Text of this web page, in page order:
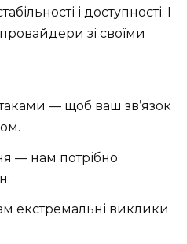
і доступності. І
зі своїми
— щоб ваш зв’язок
— нам потрібно
екстремальні виклики